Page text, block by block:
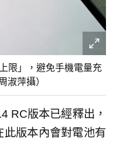
限」，避免手機電量充
淑萍攝）
RC版本已經釋出，
版本內會對電池有